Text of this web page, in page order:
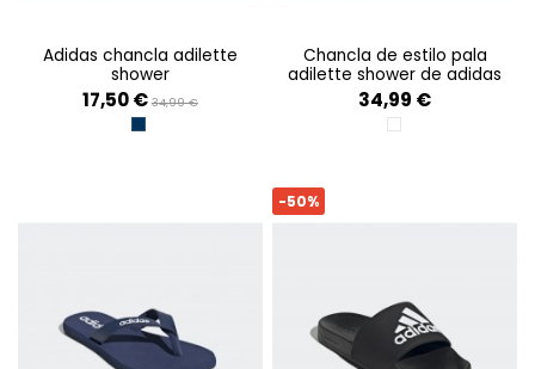
adidas chancla adilette
shower
17,50 € 34,99 €
LEGINK
chancla de estilo pala
adilette shower de adidas
34,99 €
CLOUD WHITE /
-50%